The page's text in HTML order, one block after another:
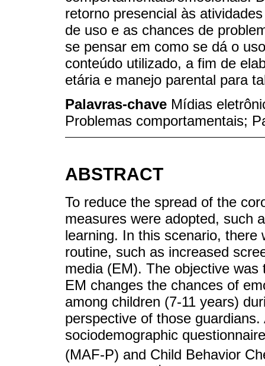
retorno presencial às
de uso e as chances de
se pensar em como se dá o
conteúdo utilizado, a fim de
etária e manejo parental para
Palavras-chave Mídias
Problemas comportamentais;
ABSTRACT
To reduce the spread of the
measures were adopted, such
learning. In this scenario, there
routine, such as increased
media (EM). The objective
EM changes the chances of
among children (7-11 years)
perspective of those
sociodemographic
(MAF-P) and Child Behavior